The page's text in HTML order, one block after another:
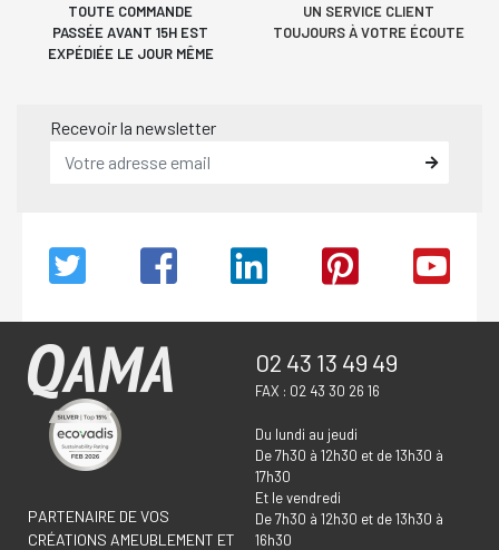
TOUTE COMMANDE
PASSÉE AVANT 15H EST
EXPÉDIÉE LE JOUR MÊME
UN SERVICE CLIENT
TOUJOURS À VOTRE ÉCOUTE
Recevoir la newsletter
PARTENAIRE DE VOS
CRÉATIONS AMEUBLEMENT ET
02 43 13 49 49
FAX : 02 43 30 26 16
Du lundi au jeudi
De 7h30 à 12h30 et de 13h30 à
17h30
Et le vendredi
De 7h30 à 12h30 et de 13h30 à
16h30